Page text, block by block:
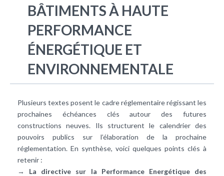
BÂTIMENTS À HAUTE
PERFORMANCE
ÉNERGÉTIQUE ET
ENVIRONNEMENTALE
Plusieurs textes posent le cadre réglementaire régissant les
prochaines échéances clés autour des futures
constructions neuves. Ils structurent le calendrier des
pouvoirs publics sur l’élaboration de la prochaine
réglementation. En synthèse, voici quelques points clés à
retenir :
→ La directive sur la Performance Energétique des